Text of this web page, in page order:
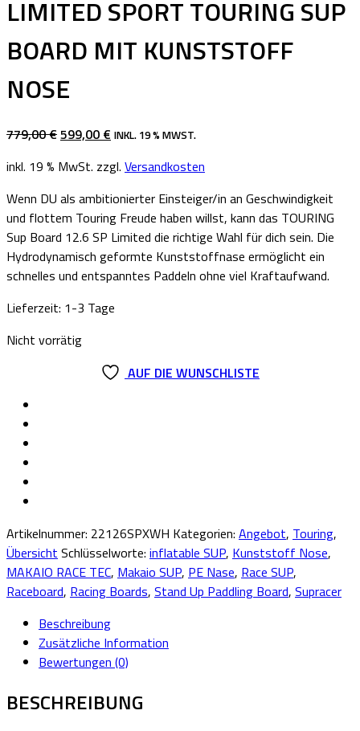
LIMITED SPORT TOURING SUP
BOARD MIT KUNSTSTOFF
NOSE
779,00€URSPRÜNGLICHER
WAR:
779,00 €
599,00 € AKTUELLER
IST:
599,00 €.
INKL. 19 % MWST.
inkl. 19 % MwSt. zzgl. Versandkosten
Wenn DU als ambitionierter Einsteiger/in an Geschwindigkeit
und flottem Touring Freude haben willst, kann das TOURING
Sup Board 12.6 SP Limited die richtige Wahl für dich sein. Die
Hydrodynamisch geformte Kunststoffnase ermöglicht ein
schnelles und entspanntes Paddeln ohne viel Kraftaufwand.
Lieferzeit: 1-3 Tage
Nicht vorrätig
AUF DIE WUNSCHLISTE
Artikelnummer: 22126SPXWH Kategorien: Angebot, Touring,
Übersicht Schlüsselworte: inflatable SUP, Kunststoff Nose,
MAKAIO RACE TEC, Makaio SUP, PE Nase, Race SUP,
Raceboard, Racing Boards, Stand Up Paddling Board, Supracer
Beschreibung
Zusätzliche Information
Bewertungen (0)
BESCHREIBUNG